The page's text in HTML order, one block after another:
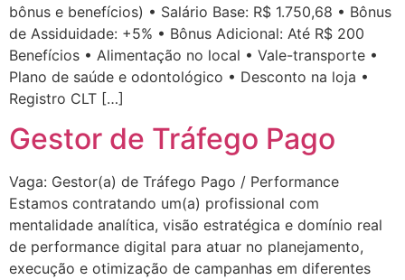
bônus e benefícios) • Salário Base: R$ 1.750,68 • Bônus
de Assiduidade: +5% • Bônus Adicional: Até R$ 200
Benefícios • Alimentação no local • Vale-transporte •
Plano de saúde e odontológico • Desconto na loja •
Registro CLT […]
Gestor de Tráfego Pago
Vaga: Gestor(a) de Tráfego Pago / Performance
Estamos contratando um(a) profissional com
mentalidade analítica, visão estratégica e domínio real
de performance digital para atuar no planejamento,
execução e otimização de campanhas em diferentes